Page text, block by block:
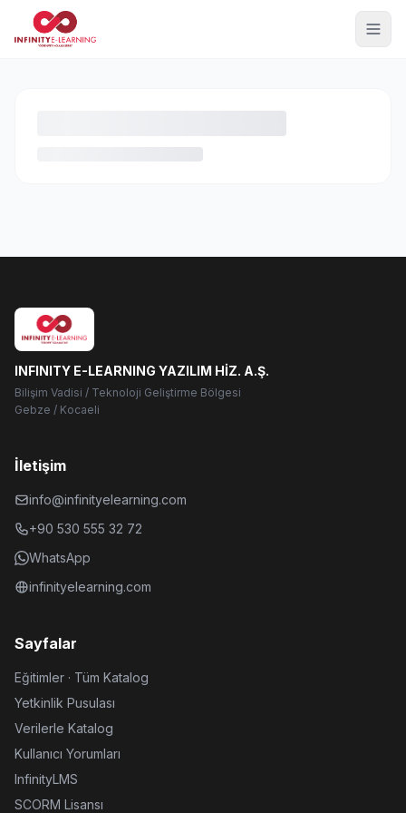
INFINITY E-LEARNING YAZILIM HİZ. A.Ş.
Bilişim Vadisi / Teknoloji Geliştirme Bölgesi
Gebze / Kocaeli
İletişim
info@infinityelearning.com
+90 530 555 32 72
WhatsApp
infinityelearning.com
Sayfalar
Eğitimler · Tüm Katalog
Yetkinlik Pusulası
Verilerle Katalog
Kullanıcı Yorumları
InfinityLMS
SCORM Lisansı